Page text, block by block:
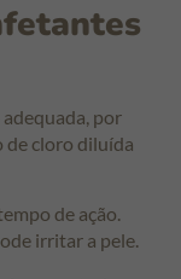
por
de cloro diluída
de ação.
irritar a pele.